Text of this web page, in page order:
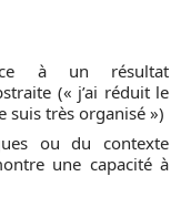
à un résultat
(« j’ai réduit le
suis très organisé »)
ou du contexte
une capacité à